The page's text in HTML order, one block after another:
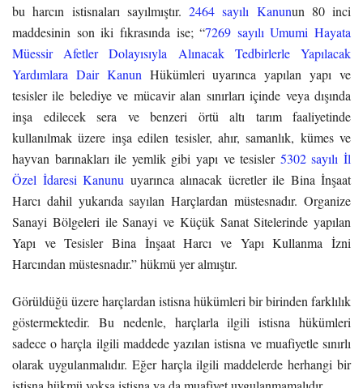
bu harcın istisnaları sayılmıştır. 2464 sayılı Kanunun 80 inci
maddesinin son iki fıkrasında ise; “7269 sayılı Umumi Hayata
Müessir Afetler Dolayısıyla Alınacak Tedbirlerle Yapılacak
Yardımlara Dair Kanun Hükümleri uyarınca yapılan yapı ve
tesisler ile belediye ve mücavir alan sınırları içinde veya dışında
inşa edilecek sera ve benzeri örtü altı tarım faaliyetinde
kullanılmak üzere inşa edilen tesisler, ahır, samanlık, kümes ve
hayvan barınakları ile yemlik gibi yapı ve tesisler 5302 sayılı İl
Özel İdaresi Kanunu uyarınca alınacak ücretler ile Bina İnşaat
Harcı dahil yukarıda sayılan Harçlardan müstesnadır. Organize
Sanayi Bölgeleri ile Sanayi ve Küçük Sanat Sitelerinde yapılan
Yapı ve Tesisler Bina İnşaat Harcı ve Yapı Kullanma İzni
Harcından müstesnadır.” hükmü yer almıştır.
Görüldüğü üzere harçlardan istisna hükümleri bir birinden farklılık
göstermektedir. Bu nedenle, harçlarla ilgili istisna hükümleri
sadece o harçla ilgili maddede yazılan istisna ve muafiyetle sınırlı
olarak uygulanmalıdır. Eğer harçla ilgili maddelerde herhangi bir